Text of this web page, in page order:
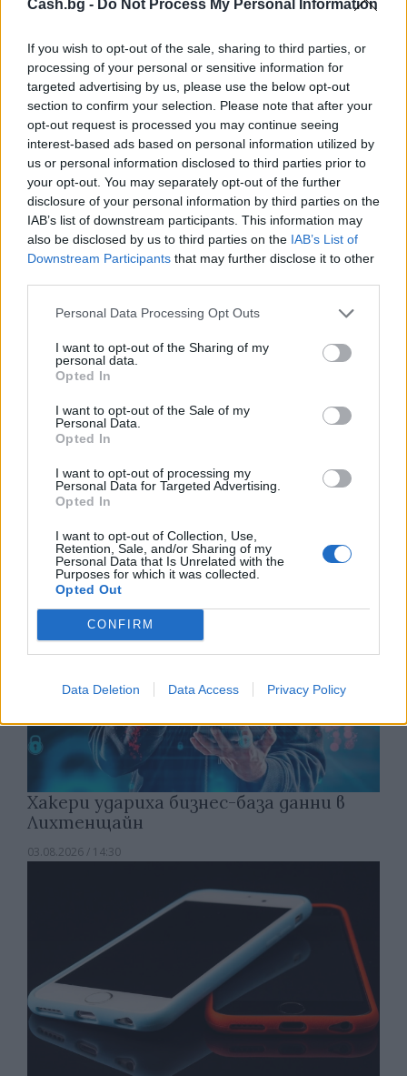
Cash.bg - Do Not Process My Personal Information
If you wish to opt-out of the sale, sharing to third parties, or
processing of your personal or sensitive information for
targeted advertising by us, please use the below opt-out
section to confirm your selection. Please note that after your
opt-out request is processed you may continue seeing
interest-based ads based on personal information utilized by
us or personal information disclosed to third parties prior to
your opt-out. You may separately opt-out of the further
disclosure of your personal information by third parties on the
IAB’s list of downstream participants. This information may
also be disclosed by us to third parties on the IAB’s List of
Downstream Participants that may further disclose it to other
Personal Data Processing Opt Outs
I want to opt-out of the Sharing of my
personal data.
Opted In
I want to opt-out of the Sale of my
Personal Data.
Opted In
I want to opt-out of processing my
Personal Data for Targeted Advertising.
Opted In
I want to opt-out of Collection, Use,
Retention, Sale, and/or Sharing of my
Personal Data that Is Unrelated with the
Purposes for which it was collected.
Opted Out
CONFIRM
Data Deletion Data Access Privacy Policy
Търговският дефицит на САЩ с ЕС е
нараснал с 36,4% през юни
04.08.2026 / 16:00
Китай си построи свой курорт
Санторини
Хакери удариха бизнес-база данни в
Лихтенщайн
03.08.2026 / 14:30